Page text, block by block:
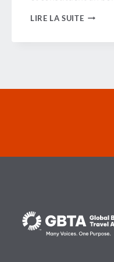
LIRE LA SUITELES